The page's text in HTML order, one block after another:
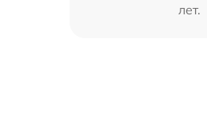
лет.